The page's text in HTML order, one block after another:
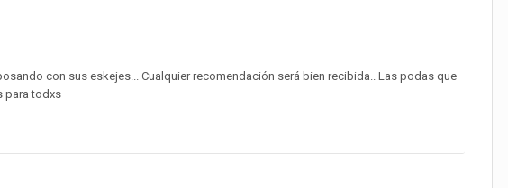
con sus eskejes... Cualquier recomendación será bien recibida.. Las podas que
para todxs